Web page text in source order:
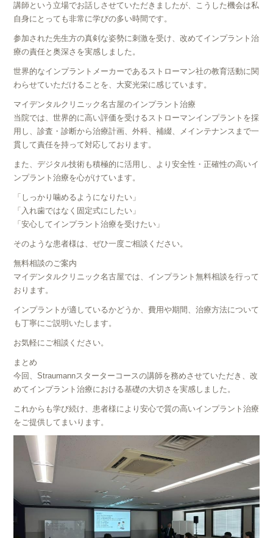
講師という立場でお話しさせていただきましたが、こうした機会は私
自身にとっても非常に学びの多い時間です。
参加された先生方の真剣な姿勢に刺激を受け、改めてインプラント治
療の責任と奥深さを実感しました。
世界的なインプラントメーカーであるストローマン社の教育活動に関
わらせていただけることを、大変光栄に感じています。
マイデンタルクリニック名古屋のインプラント治療
当院では、世界的に高い評価を受けるストローマンインプラントを採
用し、診査・診断から治療計画、外科、補綴、メインテナンスまで一
貫して責任を持って対応しております。
また、デジタル技術も積極的に活用し、より安全性・正確性の高いイ
ンプラント治療を心がけています。
「しっかり噛めるようになりたい」
「入れ歯ではなく固定式にしたい」
「安心してインプラント治療を受けたい」
そのような患者様は、ぜひ一度ご相談ください。
無料相談のご案内
マイデンタルクリニック名古屋では、インプラント無料相談を行って
おります。
インプラントが適しているかどうか、費用や期間、治療方法について
も丁寧にご説明いたします。
お気軽にご相談ください。
まとめ
今回、Straumannスターターコースの講師を務めさせていただき、改
めてインプラント治療における基礎の大切さを実感しました。
これからも学び続け、患者様により安心で質の高いインプラント治療
をご提供してまいります。